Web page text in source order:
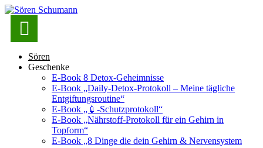

Sören
Geschenke
E-Book 8 Detox-Geheimnisse
E-Book „Daily-Detox-Protokoll – Meine tägliche
Entgiftungsroutine“
E-Book „💉-Schutzprotokoll“
E-Book „Nährstoff-Protokoll für ein Gehirn in
Topform“
E-Book „8 Dinge die dein Gehirn & Nervensystem